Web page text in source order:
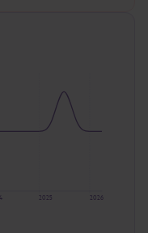
2026
2025